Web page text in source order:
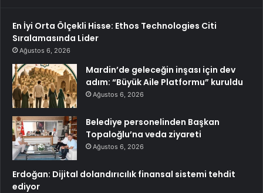
En İyi Orta Ölçekli Hisse: Ethos Technologies Citi
Sıralamasında Lider
Ağustos 6, 2026
Mardin’de geleceğin inşası için dev
adım: “Büyük Aile Platformu” kuruldu
Ağustos 6, 2026
Belediye personelinden Başkan
Topaloğlu’na veda ziyareti
Ağustos 6, 2026
Erdoğan: Dijital dolandırıcılık finansal sistemi tehdit
ediyor